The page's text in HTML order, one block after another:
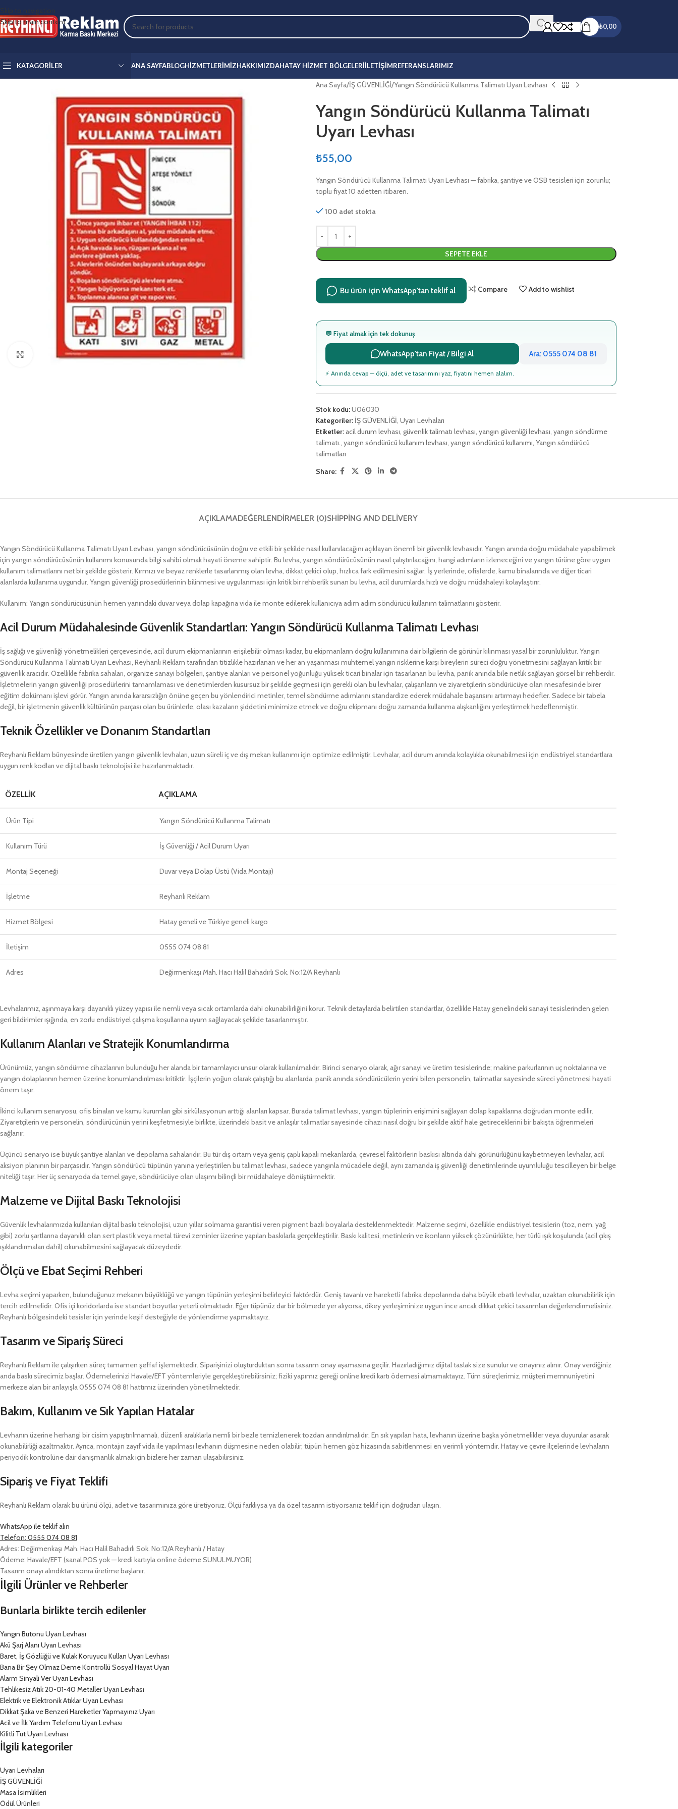
Skip to navigation
Skip to main content
₺0,00
KATAGORILER ANA SAYFABLOGHIZMETLERIMIZHAKKIMIZDAHATAY HIZMET BÖLGELERIİLETIŞIMREFERANSLARIMIZ
Click to enlarge
Ana Sayfa İŞ GÜVENLİĞİ Yangın Söndürücü Kullanma Talimatı Uyarı Levhası
Yangın Söndürücü Kullanma Talimatı
Uyarı Levhası
₺55,00
Yangın Söndürücü Kullanma Talimatı Uyarı Levhası — fabrika, şantiye ve OSB tesisleri için zorunlu;
toplu fiyat 10 adetten itibaren.
100 adet stokta
SEPETE EKLE
Bu ürün için WhatsApp'tan teklif al Compare Add to wishlist
💬 Fiyat almak için tek dokunuş
WhatsApp'tan Fiyat / Bilgi Al Ara: 0555 074 08 81
⚡ Anında cevap — ölçü, adet ve tasarımını yaz, fiyatını hemen alalım.
Stok kodu:U06030
Kategoriler: İŞ GÜVENLİĞİ, Uyarı Levhaları
Etiketler:acil durum levhası, güvenlik talimatı levhası, yangın güvenliği levhası, yangın söndürme
talimatı., yangın söndürücü kullanım levhası, yangın söndürücü kullanımı, Yangın söndürücü
talimatları
Share:
AÇIKLAMADEĞERLENDIRMELER (0)SHIPPING AND DELIVERY
Yangın Söndürücü Kullanma Talimatı Uyarı Levhası, yangın söndürücüsünün doğru ve etkili bir şekilde nasıl kullanılacağını açıklayan önemli bir güvenlik levhasıdır. Yangın anında doğru müdahale yapabilmek
için yangın söndürücüsünün kullanımı konusunda bilgi sahibi olmak hayati öneme sahiptir. Bu levha, yangın söndürücüsünün nasıl çalıştırılacağını, hangi adımların izleneceğini ve yangın türüne göre uygun
kullanım talimatlarını net bir şekilde gösterir. Kırmızı ve beyaz renklerle tasarlanmış olan levha, dikkat çekici olup, hızlıca fark edilmesini sağlar. İş yerlerinde, ofislerde, kamu binalarında ve diğer ticari
alanlarda kullanıma uygundur. Yangın güvenliği prosedürlerinin bilinmesi ve uygulanması için kritik bir rehberlik sunan bu levha, acil durumlarda hızlı ve doğru müdahaleyi kolaylaştırır.
Kullanım: Yangın söndürücüsünün hemen yanındaki duvar veya dolap kapağına vida ile monte edilerek kullanıcıya adım adım söndürücü kullanım talimatlarını gösterir.
Acil Durum Müdahalesinde Güvenlik Standartları: Yangın Söndürücü Kullanma Talimatı Levhası
İş sağlığı ve güvenliği yönetmelikleri çerçevesinde, acil durum ekipmanlarının erişilebilir olması kadar, bu ekipmanların doğru kullanımına dair bilgilerin de görünür kılınması yasal bir zorunluluktur. Yangın
Söndürücü Kullanma Talimatı Uyarı Levhası, Reyhanlı Reklam tarafından titizlikle hazırlanan ve her an yaşanması muhtemel yangın risklerine karşı bireylerin süreci doğru yönetmesini sağlayan kritik bir
güvenlik aracıdır. Özellikle fabrika sahaları, organize sanayi bölgeleri, şantiye alanları ve personel yoğunluğu yüksek ticari binalar için tasarlanan bu levha, panik anında bile netlik sağlayan görsel bir rehberdir.
İşletmelerin yangın güvenliği prosedürlerini tamamlaması ve denetimlerden kusursuz bir şekilde geçmesi için gerekli olan bu levhalar, çalışanların ve ziyaretçilerin söndürücüye olan mesafesinde birer
eğitim dokümanı işlevi görür. Yangın anında kararsızlığın önüne geçen bu yönlendirici metinler, temel söndürme adımlarını standardize ederek müdahale başarısını artırmayı hedefler. Sadece bir tabela
değil, bir işletmenin güvenlik kültürünün parçası olan bu ürünlerle, olası kazaların şiddetini minimize etmek ve doğru ekipmanı doğru zamanda kullanma alışkanlığını yerleştirmek hedeflenmiştir.
Teknik Özellikler ve Donanım Standartları
Reyhanlı Reklam bünyesinde üretilen yangın güvenlik levhaları, uzun süreli iç ve dış mekan kullanımı için optimize edilmiştir. Levhalar, acil durum anında kolaylıkla okunabilmesi için endüstriyel standartlara
uygun renk kodları ve dijital baskı teknolojisi ile hazırlanmaktadır.
ÖZELLIK AÇIKLAMA
Ürün Tipi Yangın Söndürücü Kullanma Talimatı
Kullanım Türü İş Güvenliği / Acil Durum Uyarı
Montaj Seçeneği Duvar veya Dolap Üstü (Vida Montajı)
İşletme Reyhanlı Reklam
Hizmet Bölgesi Hatay geneli ve Türkiye geneli kargo
İletişim 0555 074 08 81
Adres Değirmenkaşı Mah. Hacı Halil Bahadırlı Sok. No:12/A Reyhanlı
Levhalarımız, aşınmaya karşı dayanıklı yüzey yapısı ile nemli veya sıcak ortamlarda dahi okunabilirliğini korur. Teknik detaylarda belirtilen standartlar, özellikle Hatay genelindeki sanayi tesislerinden gelen
geri bildirimler ışığında, en zorlu endüstriyel çalışma koşullarına uyum sağlayacak şekilde tasarlanmıştır.
Kullanım Alanları ve Stratejik Konumlandırma
Ürünümüz, yangın söndürme cihazlarının bulunduğu her alanda bir tamamlayıcı unsur olarak kullanılmalıdır. Birinci senaryo olarak, ağır sanayi ve üretim tesislerinde; makine parkurlarının uç noktalarına ve
yangın dolaplarının hemen üzerine konumlandırılması kritiktir. İşçilerin yoğun olarak çalıştığı bu alanlarda, panik anında söndürücülerin yerini bilen personelin, talimatlar sayesinde süreci yönetmesi hayati
önem taşır.
İkinci kullanım senaryosu, ofis binaları ve kamu kurumları gibi sirkülasyonun arttığı alanları kapsar. Burada talimat levhası, yangın tüplerinin erişimini sağlayan dolap kapaklarına doğrudan monte edilir.
Ziyaretçilerin ve personelin, söndürücünün yerini keşfetmesiyle birlikte, üzerindeki basit ve anlaşılır talimatlar sayesinde cihazı nasıl doğru bir şekilde aktif hale getireceklerini bir bakışta öğrenmeleri
sağlanır.
Üçüncü senaryo ise büyük şantiye alanları ve depolama sahalarıdır. Bu tür dış ortam veya geniş çaplı kapalı mekanlarda, çevresel faktörlerin baskısı altında dahi görünürlüğünü kaybetmeyen levhalar, acil
aksiyon planının bir parçasıdır. Yangın söndürücü tüpünün yanına yerleştirilen bu talimat levhası, sadece yangınla mücadele değil, aynı zamanda iş güvenliği denetimlerinde uyumluluğu tescilleyen bir belge
niteliği taşır. Her üç senaryoda da temel gaye, söndürücüye olan ulaşımı bilinçli bir müdahaleye dönüştürmektir.
Malzeme ve Dijital Baskı Teknolojisi
Güvenlik levhalarımızda kullanılan dijital baskı teknolojisi, uzun yıllar solmama garantisi veren pigment bazlı boyalarla desteklenmektedir. Malzeme seçimi, özellikle endüstriyel tesislerin (toz, nem, yağ
gibi) zorlu şartlarına dayanıklı olan sert plastik veya metal türevi zeminler üzerine yapılan baskılarla gerçekleştirilir. Baskı kalitesi, metinlerin ve ikonların yüksek çözünürlükte, her türlü ışık koşulunda (acil çıkış
ışıklandırmaları dahil) okunabilmesini sağlayacak düzeydedir.
Ölçü ve Ebat Seçimi Rehberi
Levha seçimi yaparken, bulunduğunuz mekanın büyüklüğü ve yangın tüpünün yerleşimi belirleyici faktördür. Geniş tavanlı ve hareketli fabrika depolarında daha büyük ebatlı levhalar, uzaktan okunabilirlik için
tercih edilmelidir. Ofis içi koridorlarda ise standart boyutlar yeterli olmaktadır. Eğer tüpünüz dar bir bölmede yer alıyorsa, dikey yerleşiminize uygun ince ancak dikkat çekici tasarımları değerlendirmelisiniz.
Reyhanlı bölgesindeki tesisler için yerinde keşif desteğiyle de yönlendirme yapmaktayız.
Tasarım ve Sipariş Süreci
Reyhanlı Reklam ile çalışırken süreç tamamen şeffaf işlemektedir. Siparişinizi oluşturduktan sonra tasarım onay aşamasına geçilir. Hazırladığımız dijital taslak size sunulur ve onayınız alınır. Onay verdiğiniz
anda baskı sürecimiz başlar. Ödemelerinizi Havale/EFT yöntemleriyle gerçekleştirebilirsiniz; fiziki yapımız gereği online kredi kartı ödemesi almamaktayız. Tüm süreçlerimiz, müşteri memnuniyetini
merkeze alan bir anlayışla 0555 074 08 81 hattımız üzerinden yönetilmektedir.
Bakım, Kullanım ve Sık Yapılan Hatalar
Levhanın üzerine herhangi bir cisim yapıştırılmamalı, düzenli aralıklarla nemli bir bezle temizlenerek tozdan arındırılmalıdır. En sık yapılan hata, levhanın üzerine başka yönetmelikler veya duyurular asarak
okunabilirliği azaltmaktır. Ayrıca, montajın zayıf vida ile yapılması levhanın düşmesine neden olabilir; tüpün hemen göz hizasında sabitlenmesi en verimli yöntemdir. Hatay ve çevre ilçelerinde levhaların
periyodik kontrolüne dair danışmanlık almak için bizlere her zaman ulaşabilirsiniz.
Sipariş ve Fiyat Teklifi
Reyhanlı Reklam olarak bu ürünü ölçü, adet ve tasarımınıza göre üretiyoruz. Ölçü farklıysa ya da özel tasarım istiyorsanız teklif için doğrudan ulaşın.
WhatsApp ile teklif alın
Telefon: 0555 074 08 81
Adres: Değirmenkaşı Mah. Hacı Halil Bahadırlı Sok. No:12/A Reyhanlı / Hatay
Ödeme: Havale/EFT (sanal POS yok — kredi kartıyla online ödeme SUNULMUYOR)
Tasarım onayı alındıktan sonra üretime başlanır.
İlgili Ürünler ve Rehberler
Bunlarla birlikte tercih edilenler
Yangın Butonu Uyarı Levhası
Akü Şarj Alanı Uyarı Levhası
Baret, İş Gözlüğü ve Kulak Koruyucu Kullan Uyarı Levhası
Bana Bir Şey Olmaz Deme Kontrollü Sosyal Hayat Uyarı
Alarm Sinyali Ver Uyarı Levhası
Tehlikesiz Atık 20-01-40 Metaller Uyarı Levhası
Elektrik ve Elektronik Atıklar Uyarı Levhası
Dikkat Şaka ve Benzeri Hareketler Yapmayınız Uyarı
Acil ve İlk Yardım Telefonu Uyarı Levhası
Kilitli Tut Uyarı Levhası
İlgili kategoriler
Uyarı Levhaları
İŞ GÜVENLİĞİ
Masa İsimlikleri
Ödül Ürünleri